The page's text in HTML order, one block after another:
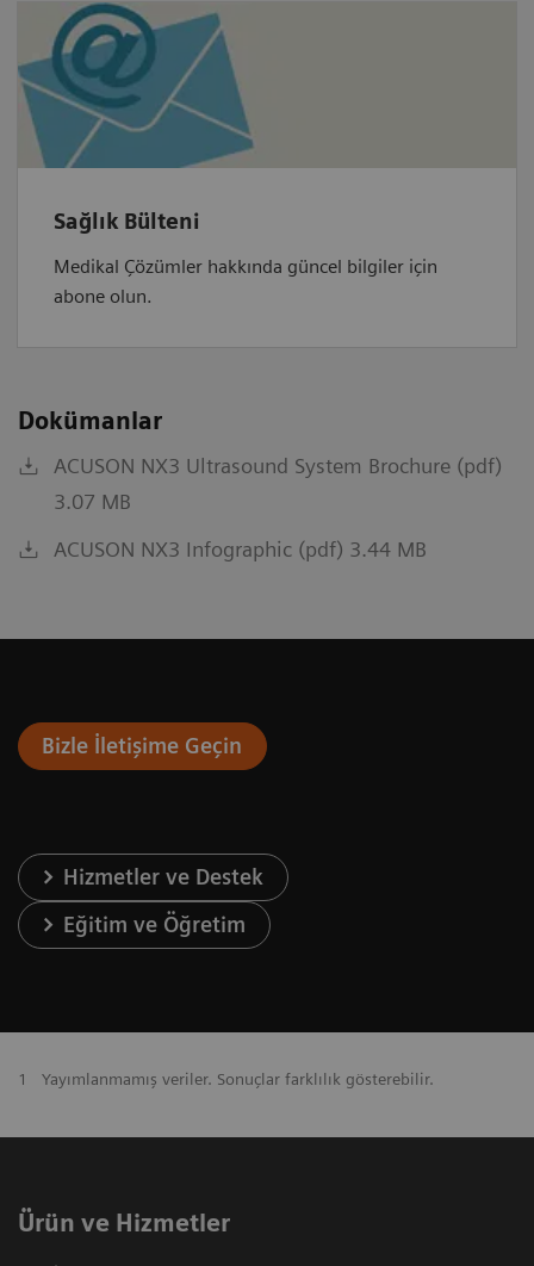
Sağlık Bülteni
Medikal Çözümler hakkında güncel bilgiler için
abone olun.
Dokümanlar
ACUSON NX3 Ultrasound System Brochure (pdf)
3.07 MB
ACUSON NX3 Infographic (pdf) 3.44 MB
Bizle İletişime Geçin
Hizmetler ve Destek
Eğitim ve Öğretim
1 Yayımlanmamış veriler. Sonuçlar farklılık gösterebilir.
Ürün ve Hizmetler